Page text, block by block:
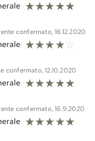
☆☆☆☆☆
confermato, 16.12.2020
☆☆☆☆☆
confermato, 12.10.2020
☆☆☆☆☆
confermato, 16.9.2020
☆☆☆☆☆